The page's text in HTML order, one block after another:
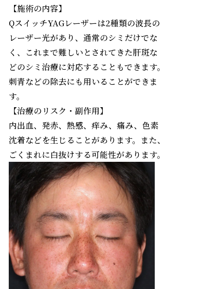
【施術の内容】
QスイッチYAGレーザーは2種類の波長の
レーザー光があり、通常のシミだけでな
く、これまで難しいとされてきた肝斑な
どのシミ治療に対応することもできます。
刺青などの除去にも用いることができま
す。
【治療のリスク・副作用】
内出血、発赤、熱感、痒み、痛み、色素
沈着などを生じることがあります。また、
ごくまれに白抜けする可能性があります。